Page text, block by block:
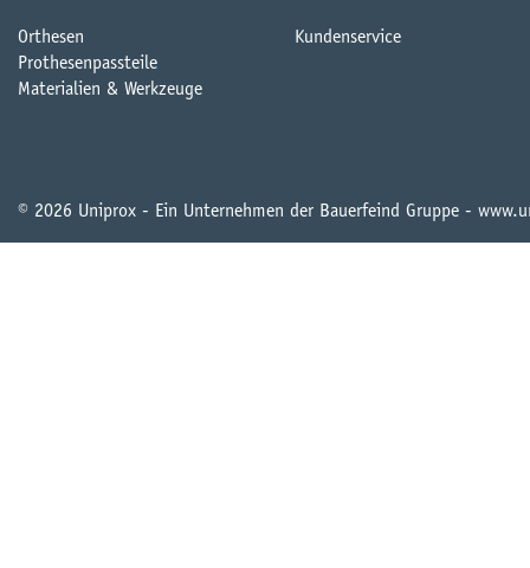
Orthesen
Prothesenpassteile
Materialien & Werkzeuge
Kundenservice
© 2026 Uniprox - Ein Unternehmen der Bauerfeind Gruppe -